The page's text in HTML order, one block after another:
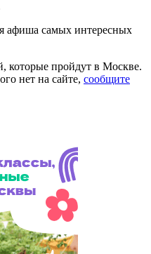
афиша самых интересных
которые пройдут в Москве.
нет на сайте, сообщите